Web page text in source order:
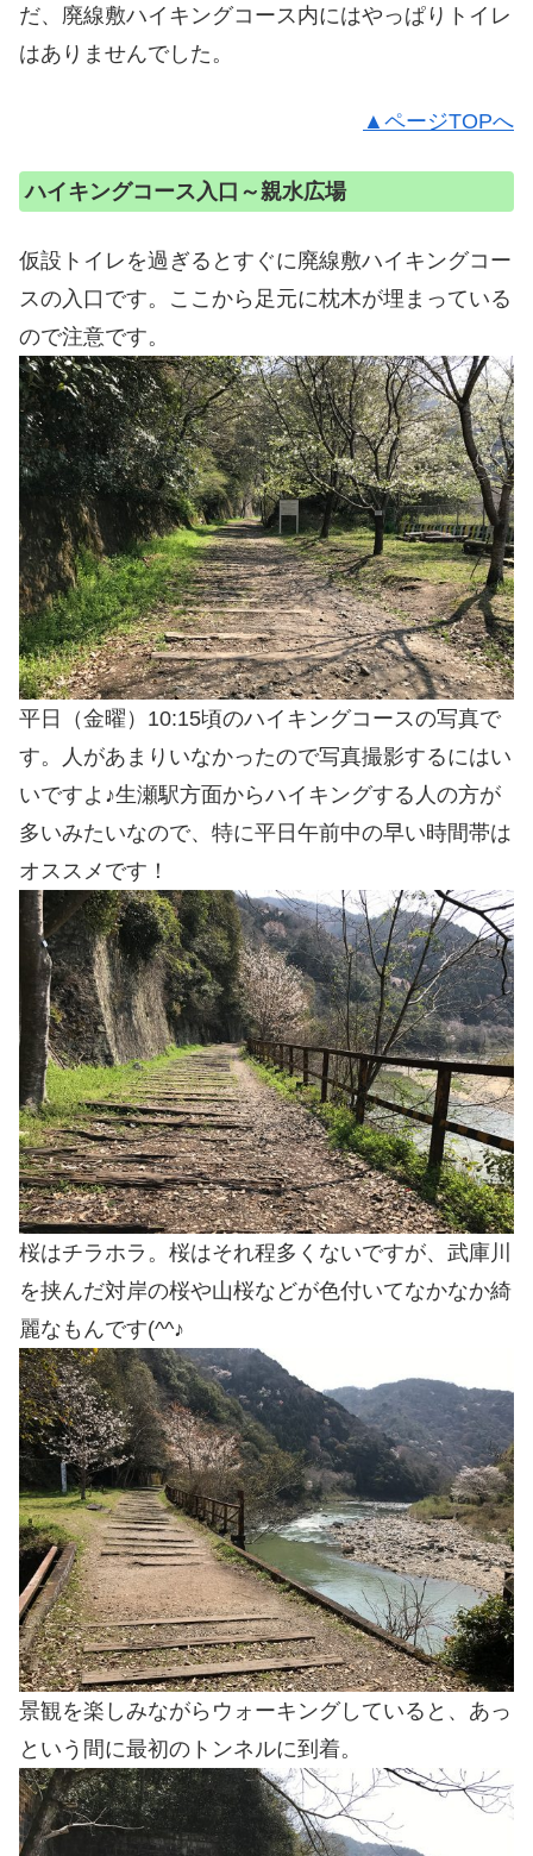
だ、廃線敷ハイキングコース内にはやっぱりトイレ
はありませんでした。
▲ページTOPへ
ハイキングコース入口～親水広場
仮設トイレを過ぎるとすぐに廃線敷ハイキングコー
スの入口です。ここから足元に枕木が埋まっている
ので注意です。
平日（金曜）10:15頃のハイキングコースの写真で
す。人があまりいなかったので写真撮影するにはい
いですよ♪生瀬駅方面からハイキングする人の方が
多いみたいなので、特に平日午前中の早い時間帯は
オススメです！
桜はチラホラ。桜はそれ程多くないですが、武庫川
を挟んだ対岸の桜や山桜などが色付いてなかなか綺
麗なもんです(^^♪
景観を楽しみながらウォーキングしていると、あっ
という間に最初のトンネルに到着。